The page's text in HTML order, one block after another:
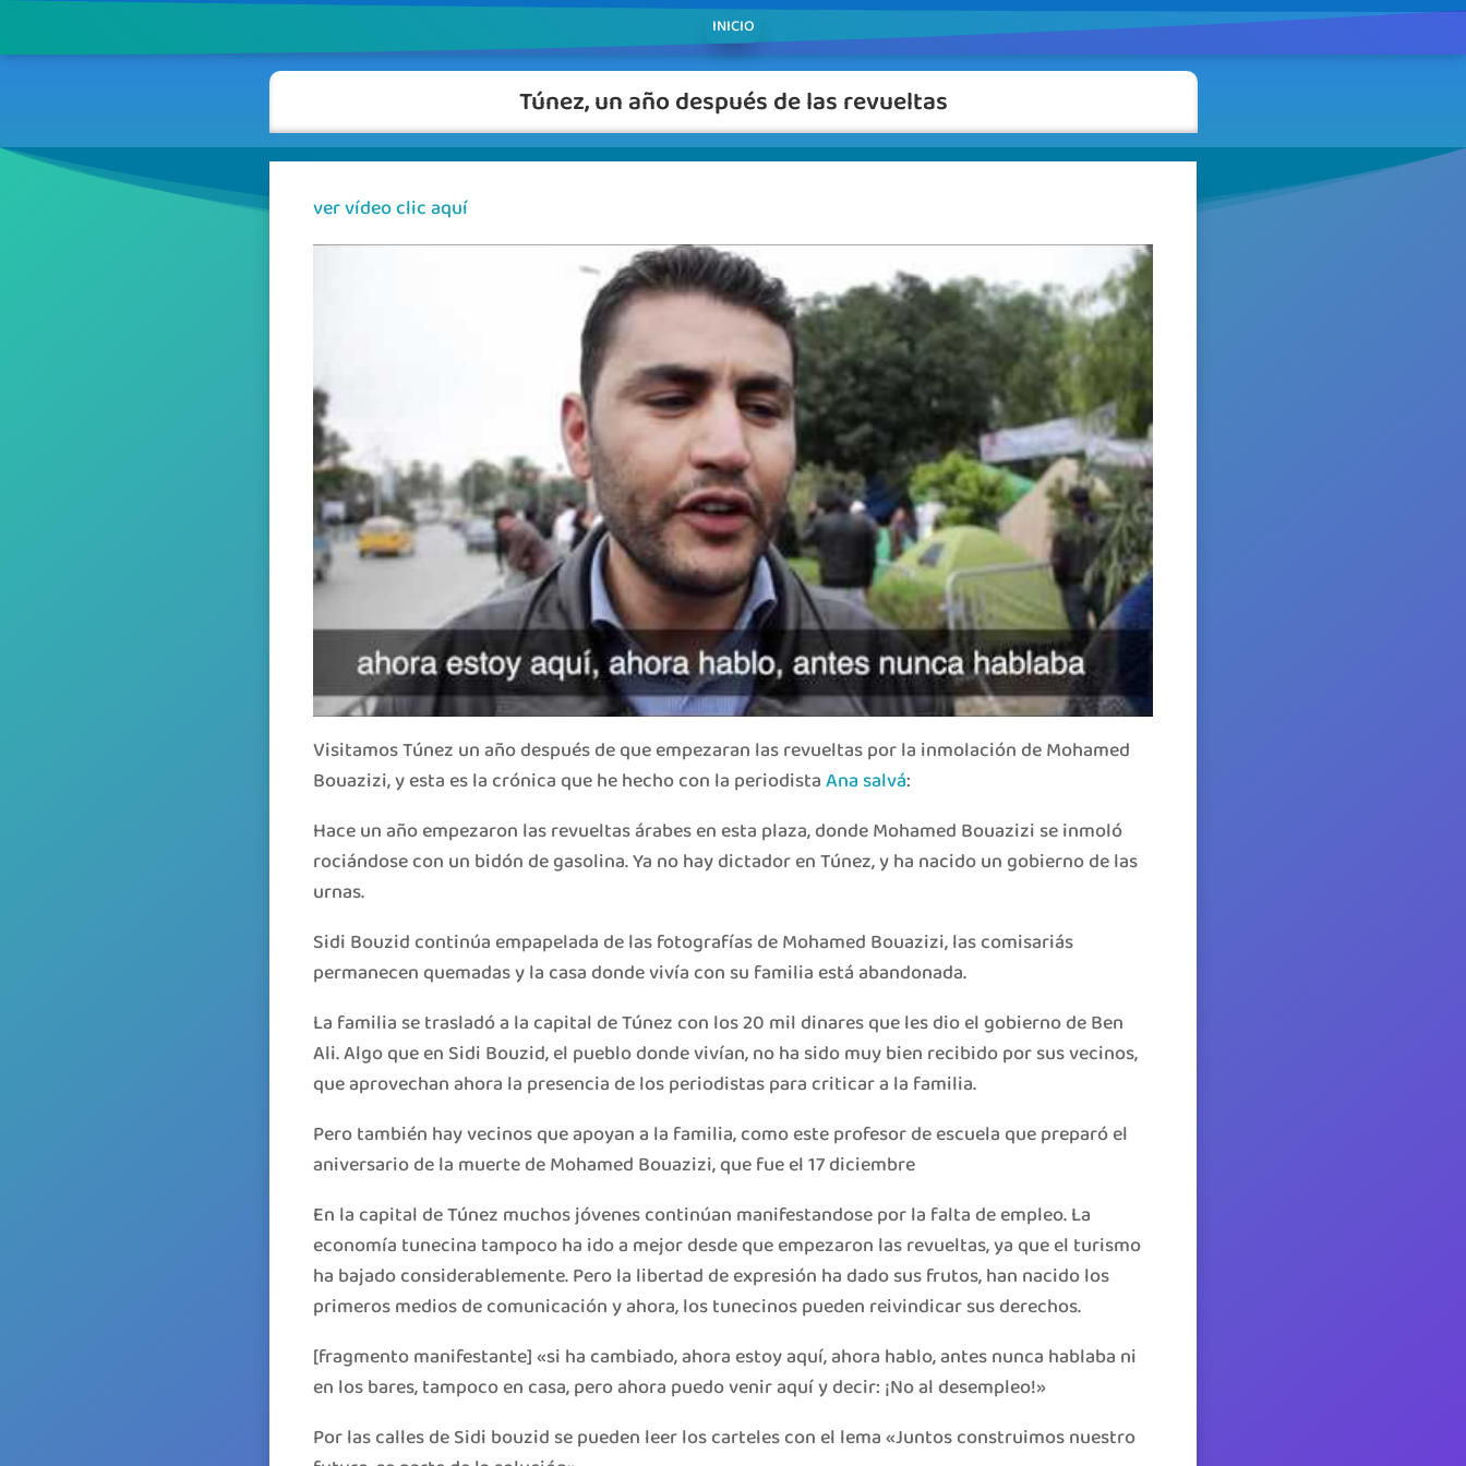
INICIO
Túnez, un año después de las revueltas
ver vídeo clic aquí
Visitamos Túnez un año después de que empezaran las revueltas por la inmolación de Mohamed
Bouazizi, y esta es la crónica que he hecho con la periodistaAna salvá:
Hace un año empezaron las revueltas árabes en esta plaza, donde Mohamed Bouazizi se inmoló
rociándose con un bidón de gasolina. Ya no hay dictador en Túnez, y ha nacido un gobierno de las
urnas.
Sidi Bouzid continúa empapelada de las fotografías de Mohamed Bouazizi, las comisariás
permanecen quemadas y la casa donde vivía con su familia está abandonada.
La familia se trasladó a la capital de Túnez con los 20 mil dinares que les dio el gobierno de Ben
Ali. Algo que en Sidi Bouzid, el pueblo donde vivían, no ha sido muy bien recibido por sus vecinos,
que aprovechan ahora la presencia de los periodistas para criticar a la familia.
Pero también hay vecinos que apoyan a la familia, como este profesor de escuela que preparó el
aniversario de la muerte de Mohamed Bouazizi, que fue el 17 diciembre
En la capital de Túnez muchos jóvenes continúan manifestandose por la falta de empleo. La
economía tunecina tampoco ha ido a mejor desde que empezaron las revueltas, ya que el turismo
ha bajado considerablemente. Pero la libertad de expresión ha dado sus frutos, han nacido los
primeros medios de comunicación y ahora, los tunecinos pueden reivindicar sus derechos.
[fragmento manifestante] «si ha cambiado, ahora estoy aquí, ahora hablo, antes nunca hablaba ni
en los bares, tampoco en casa, pero ahora puedo venir aquí y decir: ¡No al desempleo!»
Por las calles de Sidi bouzid se pueden leer los carteles con el lema «Juntos construimos nuestro